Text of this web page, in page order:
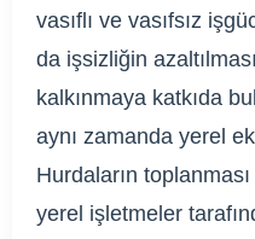
vasıflı ve vasıfsız
da işsizliğin
kalkınmaya katkıda
aynı zamanda yerel
Hurdaların
yerel işletmeler